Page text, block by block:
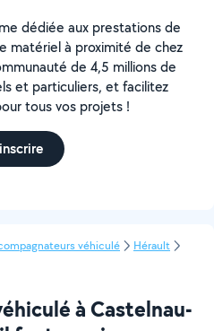
dédiée aux prestations de
matériel à proximité de chez
de 4,5 millions de
et particuliers, et facilitez
tous vos projets !
véhiculé
Hérault
à Castelnau-